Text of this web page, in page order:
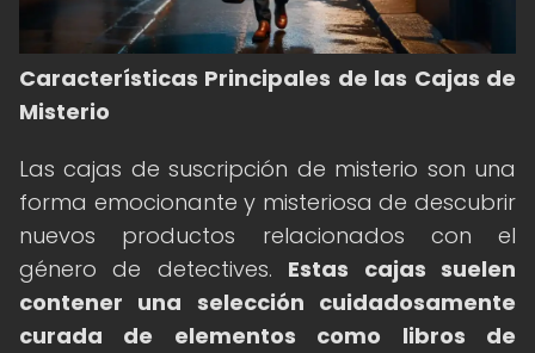
Características Principales de las Cajas de
Misterio
Las cajas de suscripción de misterio son una
forma emocionante y misteriosa de descubrir
nuevos productos relacionados con el
género de detectives. Estas cajas suelen
contener una selección cuidadosamente
curada de elementos como libros de